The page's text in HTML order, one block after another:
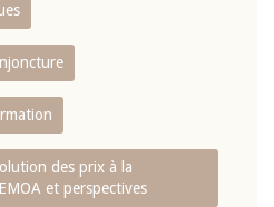
des prix à la
et perspectives